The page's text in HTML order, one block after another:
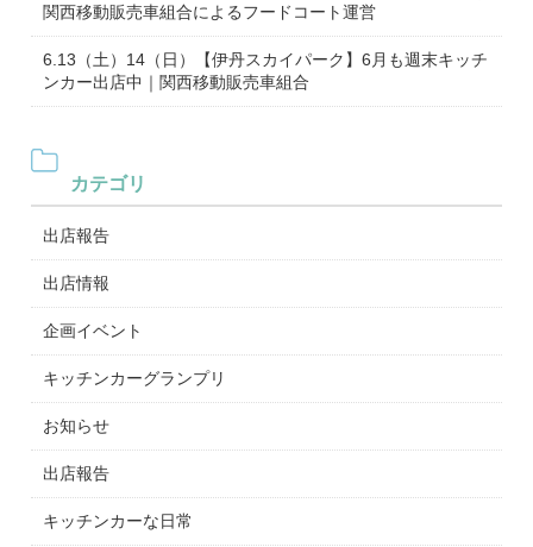
関西移動販売車組合によるフードコート運営
6.13（土）14（日）【伊丹スカイパーク】6月も週末キッチ
ンカー出店中｜関西移動販売車組合
カテゴリ
出店報告
出店情報
企画イベント
キッチンカーグランプリ
お知らせ
出店報告
キッチンカーな日常